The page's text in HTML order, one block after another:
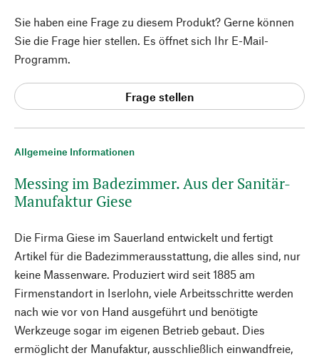
Allgemeine Informationen
Messing im Badezimmer. Aus der Sanitär-
Manufaktur Giese
Die Firma Giese im Sauerland entwickelt und fertigt
Artikel für die Badezimmerausstattung, die alles sind, nur
keine Massenware. Produziert wird seit 1885 am
Firmenstandort in Iserlohn, viele Arbeitsschritte werden
nach wie vor von Hand ausgeführt und benötigte
Werkzeuge sogar im eigenen Betrieb gebaut. Dies
ermöglicht der Manufaktur, ausschließlich einwandfreie,
Sie haben eine Frage zu diesem Produkt? Gerne können
Sie die Frage hier stellen. Es öffnet sich Ihr E-Mail-
Programm.
Frage stellen